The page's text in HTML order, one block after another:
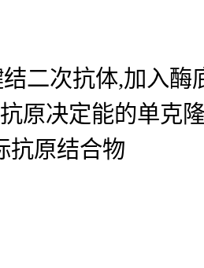
二次抗体,加入
原决定能的单克
抗原结合物